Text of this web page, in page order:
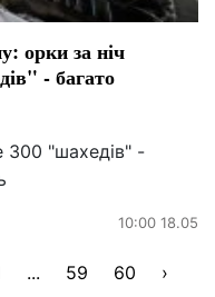
орки за ніч
- багато
300 "шахедів" -
10:00 18.05
... 59 60 ›